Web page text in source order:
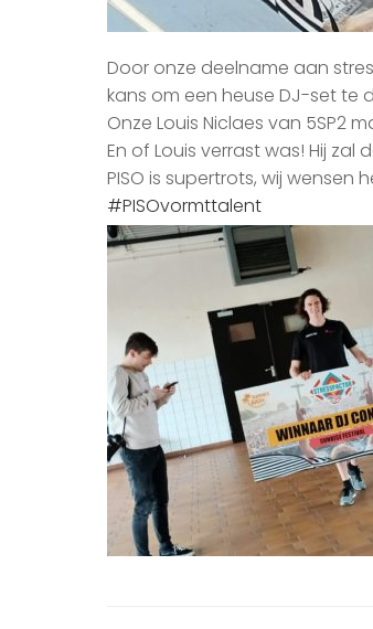
Door onze deelname aan
kans om een heuse DJ-set te
Onze Louis Niclaes van 5SP2
En of Louis verrast was! Hij
PISO is supertrots, wij wensen
#PISOvormttalent